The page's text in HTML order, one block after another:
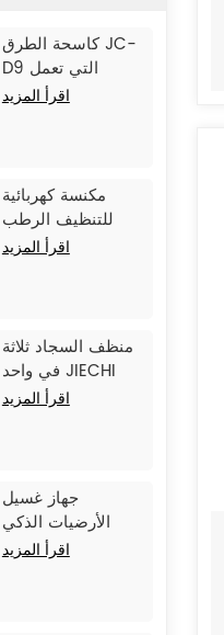
كاسحة الطرق JC-
D9 التي تعمل
ببطارية الليثيوم
اقرأ المزيد
مكنسة كهربائية
للتنظيف الرطب
والجاف JC1245اقرأ المزيد
منظف ​​السجاد ثلاثة
في واحد JIECHI
C15
اقرأ المزيد
جهاز غسيل
الأرضيات الذكي
الكبير بدون سائق
اقرأ المزيد